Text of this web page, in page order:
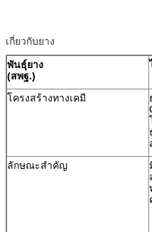
เกี่ยวกับยาง
พันธุ์ยาง
(สพฐ.)
โครงสร้างทางเคมี
ลักษณะสำคัญ